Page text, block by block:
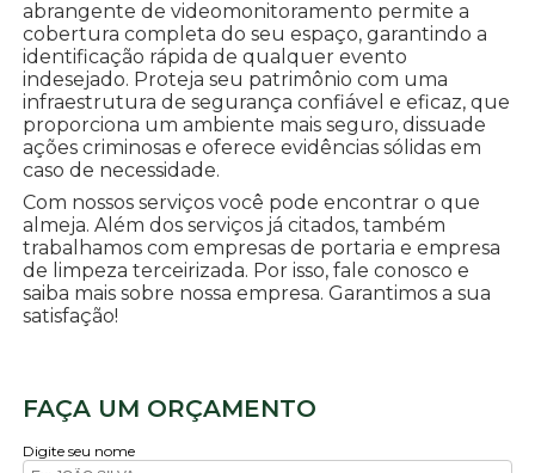
abrangente de videomonitoramento permite a
cobertura completa do seu espaço, garantindo a
identificação rápida de qualquer evento
indesejado. Proteja seu patrimônio com uma
infraestrutura de segurança confiável e eficaz, que
proporciona um ambiente mais seguro, dissuade
ações criminosas e oferece evidências sólidas em
caso de necessidade.
Com nossos serviços você pode encontrar o que
almeja. Além dos serviços já citados, também
trabalhamos com empresas de portaria e empresa
de limpeza terceirizada. Por isso, fale conosco e
saiba mais sobre nossa empresa. Garantimos a sua
satisfação!
FAÇA UM ORÇAMENTO
Digite seu nome